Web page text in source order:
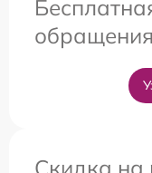
обращения
Скидка на